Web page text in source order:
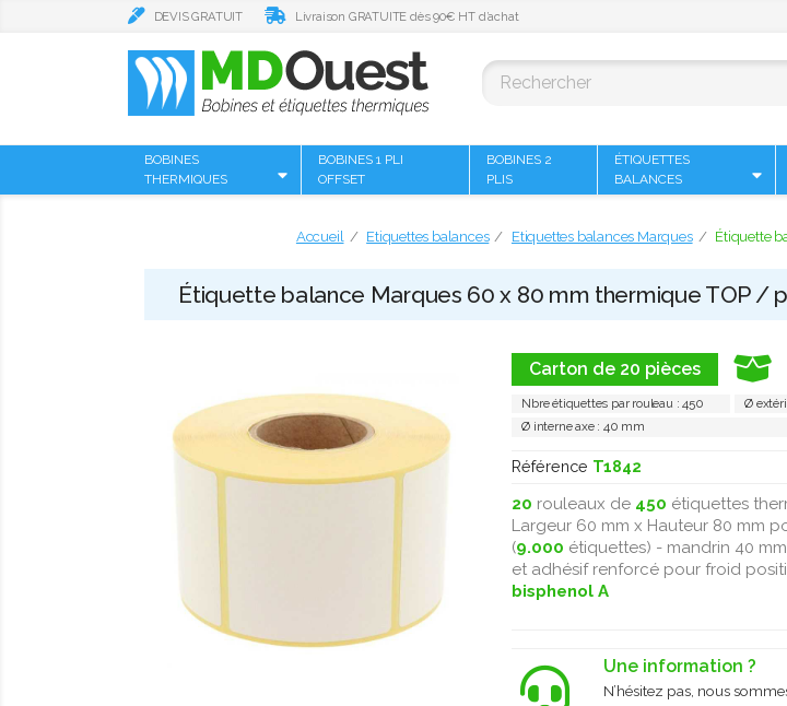
DEVIS GRATUIT Livraison GRATUITE dès 90€ HT d’achat
BOBINES
THERMIQUES
BOBINES 1 PLI
OFFSET
BOBINES 2
PLIS
ÉTIQUETTES
BALANCES
Accueil Etiquettes balances Etiquettes balances Marques Étiquette
Étiquette balance Marques 60 x 80 mm thermique TOP /
Carton de 20 pièces
Nbre étiquettes par rouleau : 450
Ø
Ø interne axe : 40 mm
Référence T1842
20 rouleaux de 450 étiquettes
Largeur 60 mm x Hauteur 80 mm
(9.000 étiquettes) - mandrin 40
et adhésif renforcé pour froid
bisphenol A
Une information ?
N’hésitez pas, nous